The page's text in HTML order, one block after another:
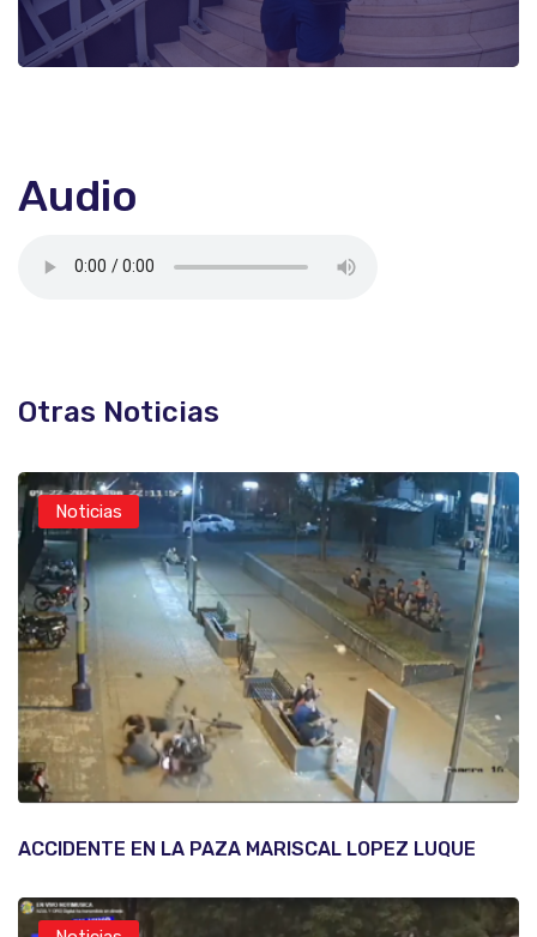
Audio
Otras Noticias
Noticias
ACCIDENTE EN LA PAZA MARISCAL LOPEZ LUQUE